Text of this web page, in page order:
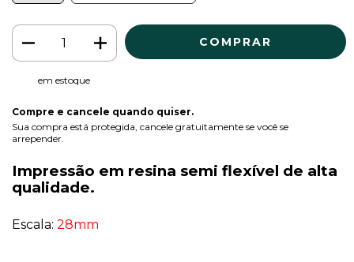
em estoque
Compre e cancele quando quiser.
Sua compra está protegida, cancele gratuitamente se você se
arrepender.
Impressão em resina semi flexível de alta
qualidade.
Escala: 28mm